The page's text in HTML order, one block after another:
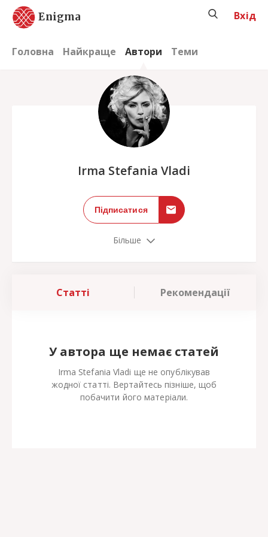
Enigma
Головна Найкраще Автори Теми
Вхід
Irma Stefania Vladi
Підписатися
Більше
Статті Рекомендації
У автора ще немає статей
Irma Stefania Vladi ще не опублікував
жодної статті. Вертайтесь пізніше, щоб
побачити його матеріали.